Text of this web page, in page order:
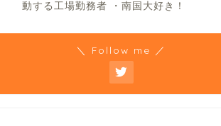
動する工場勤務者 ・南国大好き！
＼ Follow me ／